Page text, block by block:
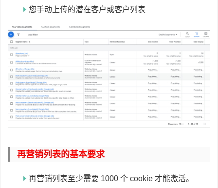
您手动上传的潜在客户或客户列表
再营销列表的基本要求
再营销列表至少需要 1000 个 cookie 才能激活。